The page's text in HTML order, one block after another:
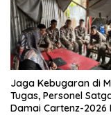
Jaga Kebugaran di
Tugas, Personel
Damai Cartenz-2026